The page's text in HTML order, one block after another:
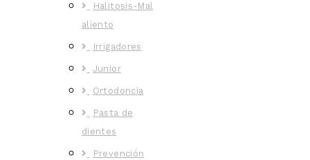
Halitosis-Mal
aliento
Irrigadores
Junior
Ortodoncia
Pasta de
dientes
Prevención